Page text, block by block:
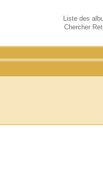
Liste des
Chercher